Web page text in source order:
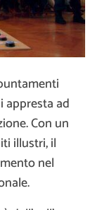
appresta ad
Con un
illustri, il
nel